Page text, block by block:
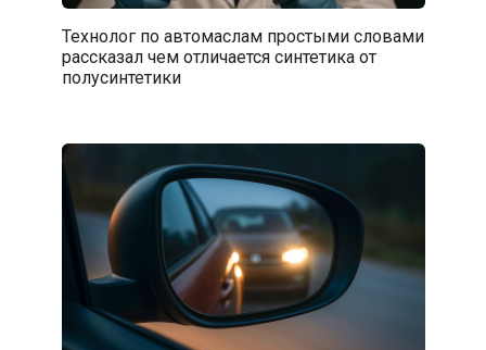
Технолог по автомаслам простыми словами
рассказал чем отличается синтетика от
полусинтетики